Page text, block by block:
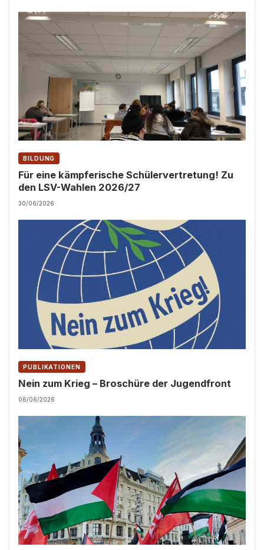
BILDUNG
Für eine kämpferische Schülervertretung! Zu
den LSV-Wahlen 2026/27
30/06/2026
PUBLIKATIONEN
Nein zum Krieg – Broschüre der Jugendfront
06/06/2026